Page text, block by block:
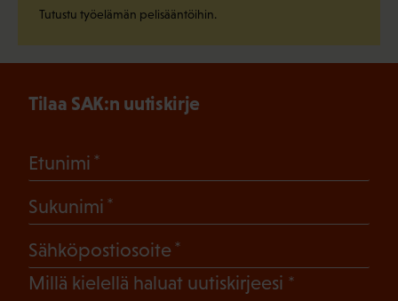
Tutustu työelämän pelisääntöihin.
Tilaa SAK:n uutiskirje
Etunimi
Sukunimi
Sähköpostiosoite
Millä kielellä haluat uutiskirjeesi (Pakollinen)